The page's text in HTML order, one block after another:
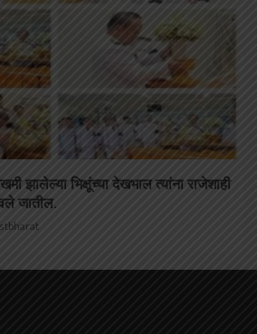
झालेल्या भिक्षूंच्या देखभाल त्यांना राजेशाही
जातील.